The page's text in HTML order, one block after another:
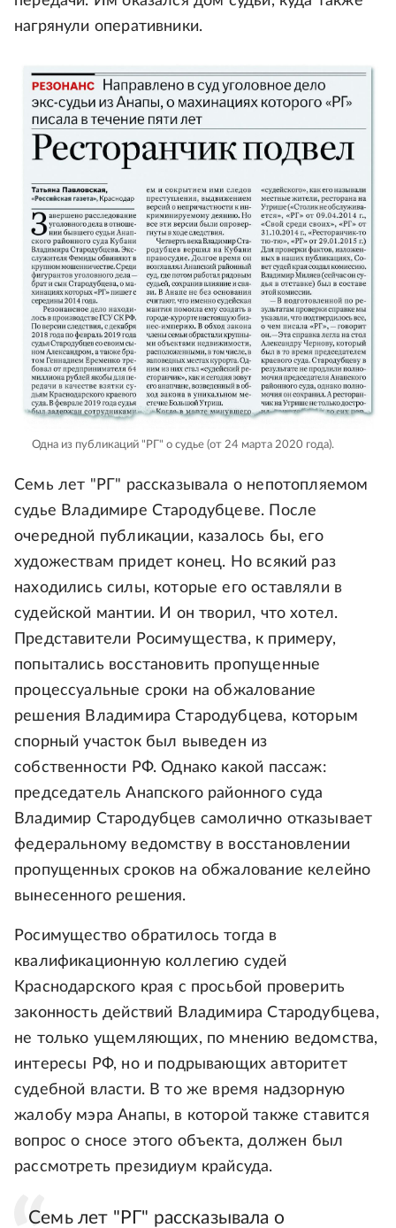
нагрянули оперативники.
Одна из публикаций "РГ" о судье (от 24 марта 2020 года).
Семь лет "РГ" рассказывала о непотопляемом
судье Владимире Стародубцеве. После
очередной публикации, казалось бы, его
художествам придет конец. Но всякий раз
находились силы, которые его оставляли в
судейской мантии. И он творил, что хотел.
Представители Росимущества, к примеру,
попытались восстановить пропущенные
процессуальные сроки на обжалование
решения Владимира Стародубцева, которым
спорный участок был выведен из
собственности РФ. Однако какой пассаж:
председатель Анапского районного суда
Владимир Стародубцев самолично отказывает
федеральному ведомству в восстановлении
пропущенных сроков на обжалование келейно
вынесенного решения.
Росимущество обратилось тогда в
квалификационную коллегию судей
Краснодарского края с просьбой проверить
законность действий Владимира Стародубцева,
не только ущемляющих, по мнению ведомства,
интересы РФ, но и подрывающих авторитет
судебной власти. В то же время надзорную
жалобу мэра Анапы, в которой также ставится
вопрос о сносе этого объекта, должен был
рассмотреть президиум крайсуда.
Семь лет "РГ" рассказывала о